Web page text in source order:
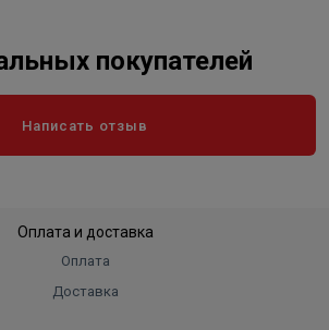
покупателей
Написать отзыв
Оплата и доставка
Оплата
Доставка